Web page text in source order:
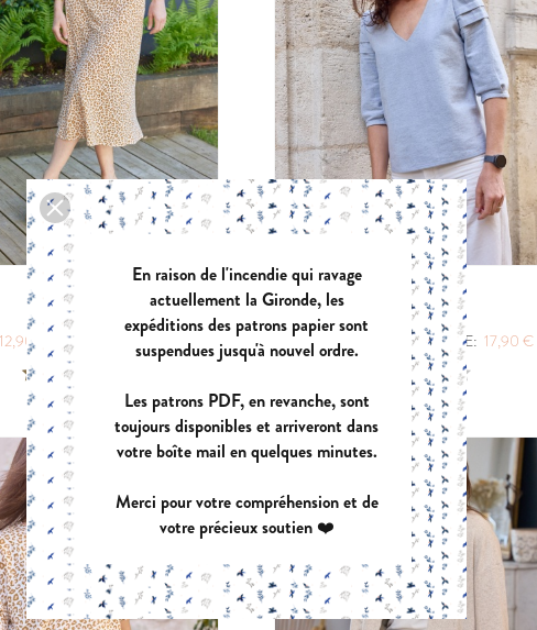
PDF:12,90 €
POCHETTE:17,90 €
PDF:12,90 €
POCHETTE:17,90 €
NUANCE
€ | POCHETTE: 17,90 €
MUSE
PDF:
12,90 € POCHETTE: 17,90 €
En raison de l'incendie qui ravage
actuellement la Gironde, les
expéditions des patrons papier sont
suspendues jusqu'à nouvel ordre.
Les patrons PDF, en revanche, sont
toujours disponibles et arriveront dans
votre boîte mail en quelques minutes.
Merci pour votre compréhension et de
votre précieux soutien ❤️